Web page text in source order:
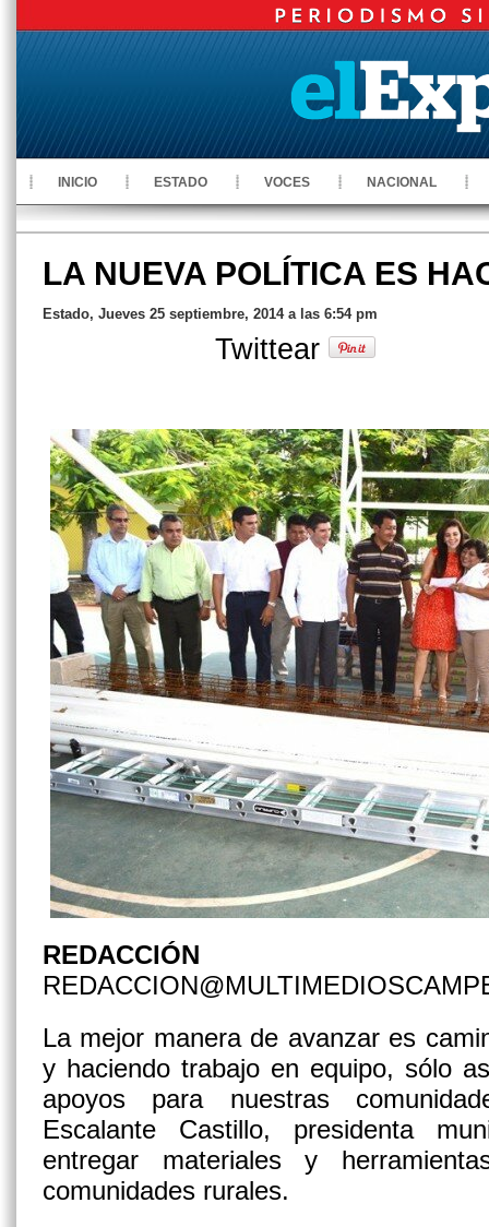
INICIO ESTADO VOCES NACIONAL
LA NUEVA POLÍTICA ES
Estado, Jueves 25 septiembre, 2014 a las 6:54 pm
Twittear
REDACCIÓN
La mejor manera de avanzar es
y haciendo trabajo en equipo, sólo
apoyos para nuestras
Escalante Castillo, presidenta
entregar materiales y
comunidades rurales.